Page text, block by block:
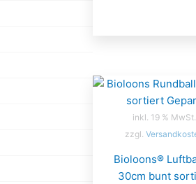
inkl. 19 % MwSt.
zzgl.
Bioloons®
30cm bunt